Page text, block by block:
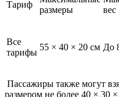
Тариф
размеры
вес
Все
тарифы
55 × 40 × 20 см До
Пассажиры также могут
размером не более 40 × 30